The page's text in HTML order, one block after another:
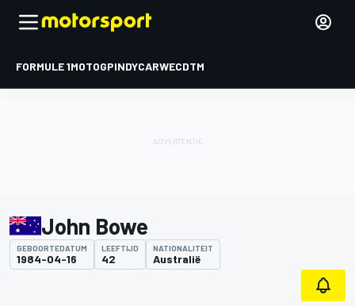
FORMULE 1MOTOGPINDYCARWECDTM
John Bowe
GEBOORTEDATUM
1984-04-16
LEEFTIJD
42
NATIONALITEIT
Australië